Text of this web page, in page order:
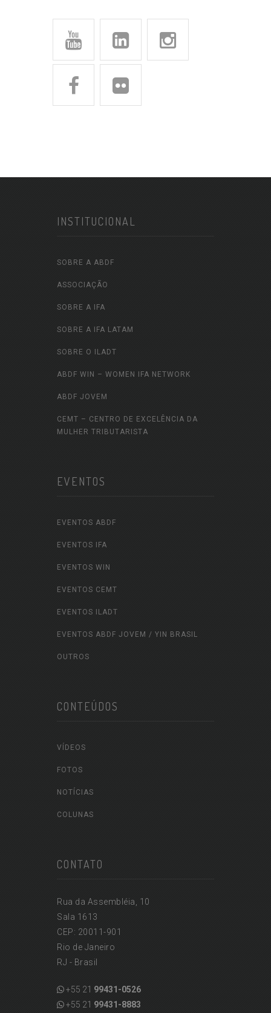
INSTITUCIONAL
SOBRE A ABDF
ASSOCIAÇÃO
SOBRE A IFA
SOBRE A IFA LATAM
SOBRE O ILADT
ABDF WIN – WOMEN IFA NETWORK
ABDF JOVEM
CEMT – CENTRO DE EXCELÊNCIA DA
MULHER TRIBUTARISTA
EVENTOS
EVENTOS ABDF
EVENTOS IFA
EVENTOS WIN
EVENTOS CEMT
EVENTOS ILADT
EVENTOS ABDF JOVEM / YIN BRASIL
OUTROS
CONTEÚDOS
VÍDEOS
FOTOS
NOTÍCIAS
COLUNAS
CONTATO
Rua da Assembléia, 10
Sala 1613
CEP: 20011-901
Rio de Janeiro
RJ - Brasil
+55 21 99431-0526
+55 21 99431-8883